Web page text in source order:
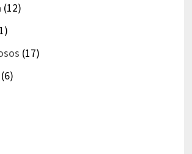
(12)
(17)
(6)